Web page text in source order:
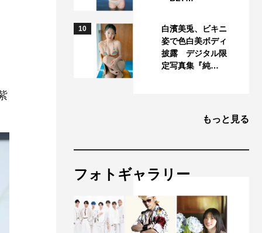
10
白濱美兎、ビキニ
姿で色白美ボディ
披露 デジタル限
定写真集『純…
もっと見る
フォトギャラリー